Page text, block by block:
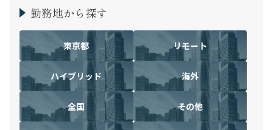
勤務地から探す
東京都 リモート
ハイブリッド 海外
全国 その他